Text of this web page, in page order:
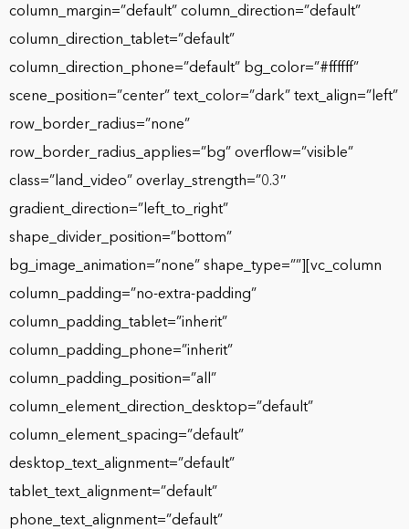
column_margin=”default” column_direction=”default”
column_direction_tablet=”default”
column_direction_phone=”default” bg_color=”#ffffff”
scene_position=”center” text_color=”dark” text_align=”left”
row_border_radius=”none”
row_border_radius_applies=”bg” overflow=”visible”
class=”land_video” overlay_strength=”0.3″
gradient_direction=”left_to_right”
shape_divider_position=”bottom”
bg_image_animation=”none” shape_type=””][vc_column
column_padding=”no-extra-padding”
column_padding_tablet=”inherit”
column_padding_phone=”inherit”
column_padding_position=”all”
column_element_direction_desktop=”default”
column_element_spacing=”default”
desktop_text_alignment=”default”
tablet_text_alignment=”default”
phone_text_alignment=”default”